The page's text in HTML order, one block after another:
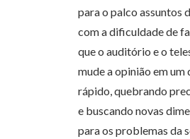
para o palco assuntos
com a dificuldade de
que o auditório e o
mude a opinião em um
rápido, quebrando
e buscando novas
para os problemas da